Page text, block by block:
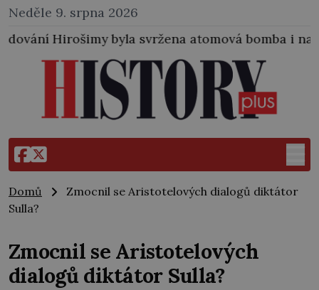
Neděle 9. srpna 2026
svržena atomová bomba i na japonské město
Domů
Zmocnil se Aristotelových dialogů diktátor
Sulla?
Zmocnil se Aristotelových
dialogů diktátor Sulla?